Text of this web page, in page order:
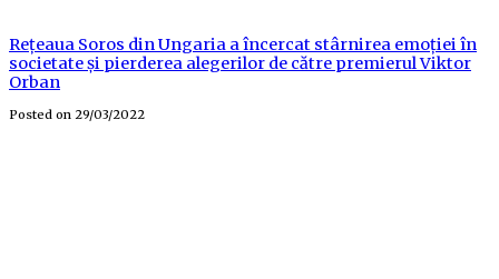
Rețeaua Soros din Ungaria a încercat stârnirea emoției în
societate și pierderea alegerilor de către premierul Viktor
Orban
Posted on 29/03/2022